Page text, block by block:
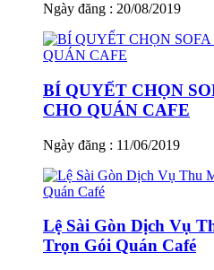
Ngày đăng : 20/08/2019
BÍ QUYẾT CHỌN
CHO QUÁN CAFE
Ngày đăng : 11/06/2019
Lệ Sài Gòn Dịch Vụ
Trọn Gói Quán Café